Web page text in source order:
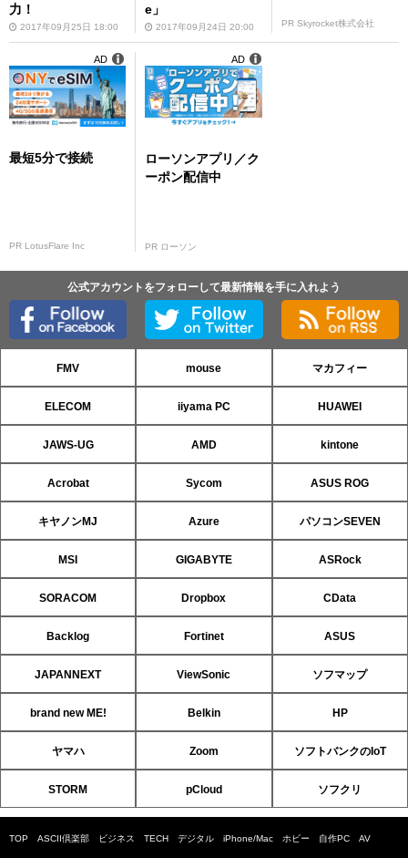
力！
2017年09月25日 18:00
e」
2017年09月24日 20:00 PR Skyrocket株式会社
最短5分で接続
PR LotusFlare Inc
AD
ローソンアプリ／ク
ーポン配信中
PR ローソン
AD
公式アカウントをフォローして最新情報を手に入れよう
FMV mouse マカフィー
ELECOM iiyama PC HUAWEI
JAWS-UG AMD kintone
Acrobat Sycom ASUS ROG
キヤノンMJ Azure パソコンSEVEN
MSI GIGABYTE ASRock
SORACOM Dropbox CData
Backlog Fortinet ASUS
JAPANNEXT ViewSonic ソフマップ
brand new ME! Belkin HP
ヤマハ Zoom ソフトバンクのIoT
STORM pCloud ソフクリ
TOP ASCII倶楽部 ビジネス TECH デジタル iPhone/Mac ホビー 自作PC AV